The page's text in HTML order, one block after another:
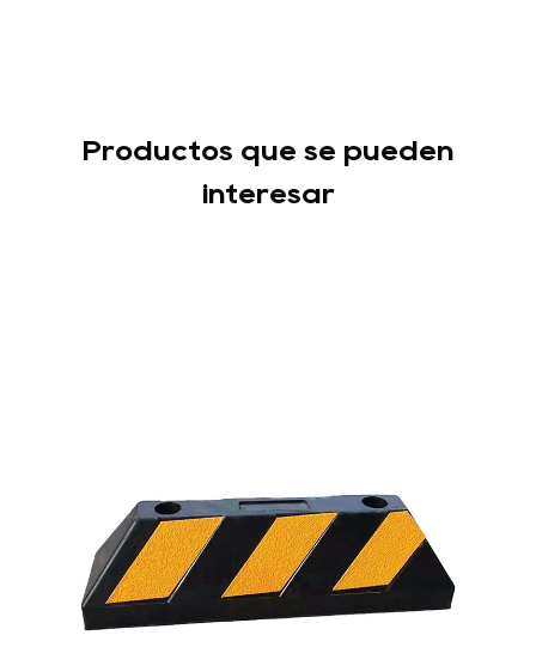
Productos que se pueden
interesar